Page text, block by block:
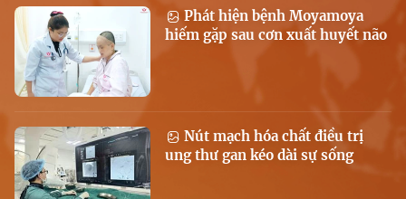
Phát hiện bệnh Moyamoya
hiếm gặp sau cơn xuất huyết não
Nút mạch hóa chất điều trị
ung thư gan kéo dài sự sống